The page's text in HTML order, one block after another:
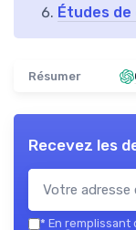
Études
Résumer
Recevez les
* En remplissant